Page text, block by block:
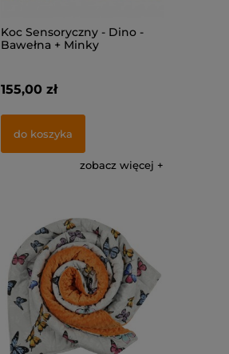
Koc Sensoryczny - Dino -
Bawełna + Minky
155,00 zł
do koszyka
zobacz więcej